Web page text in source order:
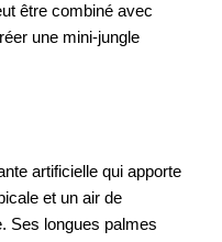
être combiné avec
une mini-jungle
artificielle qui apporte
et un air de
Ses longues palmes